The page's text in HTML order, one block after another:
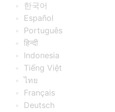
한국어
Español
Português
हिन्दी
Indonesia
Tiếng Việt
ไทย
Français
Deutsch